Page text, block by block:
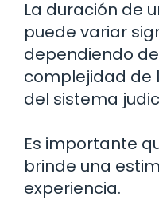
La duración de
puede variar
dependiendo
complejidad de
del sistema
Es importante
brinde una
experiencia.